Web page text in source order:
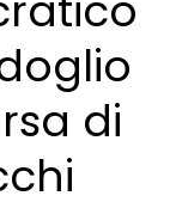
di